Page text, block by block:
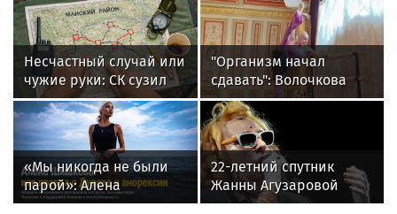
Несчастный случай или
чужие руки: СК сузил
загадку Усольцевых до
двух версий
"Организм начал
сдавать": Волочкова
раскрыла причину
отсутствия фотографий
со шпагатами
«Мы никогда не были
парой»: Алена
Шишкова — о Павле
22-летний спутник
Жанны Агузаровой
опроверг роман с